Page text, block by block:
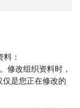
：
。修改组织资料时，
是您正在修改的